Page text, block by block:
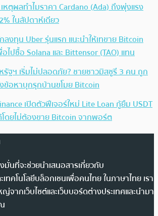
หตุผลทำไมราคา Cardano (Ada) ถึงพุ่งแรง
ในสัปดาห์เดียว
ลงทุน Uber รุ่นแรก แนะนำให้เทขาย Bitcoin
อไปซื้อ Solana และ Bittensor (TAO) แทน
รัฐฯ เริ่มไม่ปลอดภัย? ชายชาวมิสซูรี 3 คน ถูก
ข้อหาบุกรุกบ้านขโมย Bitcoin
เปิดตัวฟีเจอร์ใหม่ Lite Loan กู้ยืม USDT
โดยไม่ต้องขาย Bitcoin จากพอร์ต
มั่นที่จะช่วยนำเสนอสารเกี่ยวกับ
ทคโนโลยีบล็อกเชนเพื่อคนไทย ในภาษาไทย เรา
จากเว็บไซต์และเว็บบอร์ดต่างประเทศและนำมา